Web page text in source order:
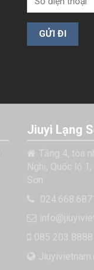
Jiuyi Lạng
Tầng 4, tòa
Nghị, Quốc lộ
Sơn.
085 203 8888